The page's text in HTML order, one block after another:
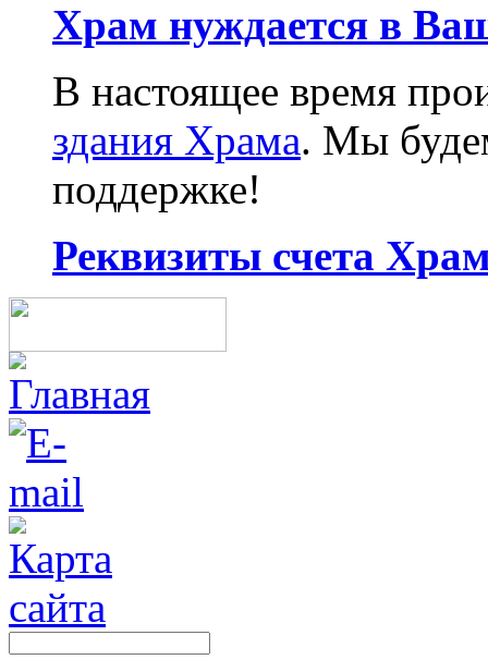
Храм нуждается в
В настоящее время
здания Храма. Мы
поддержке!
Реквизиты счета